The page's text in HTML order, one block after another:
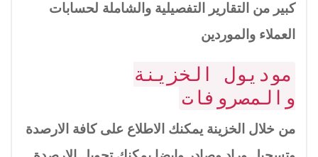
كبير من التقارير التفصيلية والشاملة لحسابات
العملاء والموردين
موديول الخزينة
والمصروفات
من خلال الخزينة يمكنك الاطلاع على كافة الارصدة